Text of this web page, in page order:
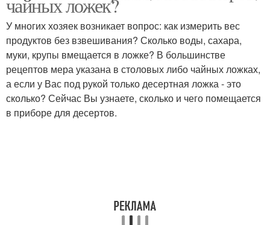
У многих хозяек возникает вопрос: как измерить вес
продуктов без взвешивания? Сколько воды, сахара,
муки, крупы вмещается в ложке? В большинстве
рецептов мера указана в столовых либо чайных ложках,
а если у Вас под рукой только десертная ложка - это
сколько? Сейчас Вы узнаете, сколько и чего помещается
в приборе для десертов.